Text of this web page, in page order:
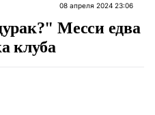
08 апреля 2024 23:06
Месси едва
клуба